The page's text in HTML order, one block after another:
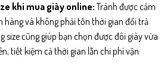
khi mua giày online:Tránh được cảm
hàng và không phải tốn thời gian đổi trả
size cũng giúp bạn chọn được đôi giày vừa
tiết kiệm cả thời gian lẫn chi phí vận